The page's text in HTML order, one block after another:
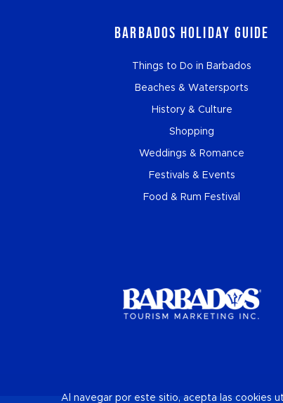
Barbados Holiday Guide
Things to Do in Barbados
Beaches & Watersports
History & Culture
Shopping
Weddings & Romance
Festivals & Events
Food & Rum Festival
Al navegar por este sitio, acepta las cookies